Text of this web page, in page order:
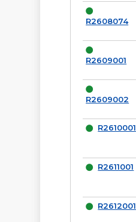
R2608074
R2609001
R2609002
R2610001
R2611001
R2612001